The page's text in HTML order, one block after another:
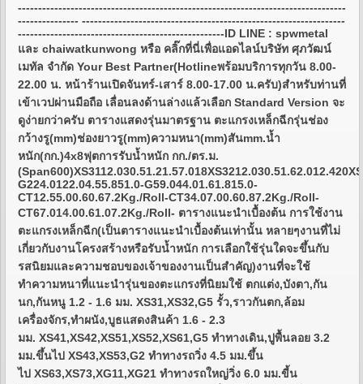
---------------------------------------------------------------------------------
--------------- -----------------------------------------------------------------
---------------------------------------------------ID LINE : spwmetal
และ chaiwatkunwong หรือ คลิ๊กที่นี่เพื่อแอดไลน์บริษัท ศุภวัฒน์
เมทัล จำกัด Your Best Partner(Hotlineพร้อมบริการทุกวัน 8.00-
22.00 น. หน้าร้านเปิดจันทร์-เสาร์ 8.00-17.00 น.ครับ)สำหรับท่านที่
เข้าเวปผ่านมือถือ เลื่อนลงด้านล่างแล้วเลือก Standard Version จะ
ดูง่ายกว่าครับ ตารางแสดงรุ่นมาตรฐาน ตะแกรงเหล็กฉีกรุ่นช่อง
กว้างรู(mm)ช่องยาวรู(mm)ความหนา(mm)สันmm.น้ำ
หนัก(กก.)4x8ฟุตการรับน้ำหนัก กก./ตร.ม.
G224.0122.04.55.851.0-G59.044.01.61.815.0-
CT12.55.00.60.67.2Kg./Roll-CT34.07.00.60.87.2Kg./Roll-
CT67.014.00.61.07.2Kg./Roll- ตารางแนะนำเบื้องต้น การใช้งาน
ตะแกรงเหล็กฉีก(เป็นตารางแนะนำเบื้องต้นเท่านั้น หลายๆงานที่ไม่
เกี่ยวกับงานโครงสร้างหรือรับน้ำหนัก การเลือกใช้รุ่นใดจะขึ้นกับ
รสนิยมและความชอบของเจ้าของงานเป็นสำคัญ)งานที่จะใช้
ทำความหนาที่แนะนำรุ่นของตะแกรงที่นิยมใช้ ตกแต่ง,บังตา,กัน
นก,กันหนู 1.2 - 1.6 มม. XS31,XS32,G5 รั้ว,ราวกันตก,ล้อม
เครื่องจักร,ทำผนัง,บูธแสดงสินค้า 1.6 - 2.3
มม. XS41,XS42,XS51,XS52,XS61,G5 ทำทางเดิน,ปูพื้นลอย 3.2
มม.ขึ้นไป XS43,XS53,G2 ทำทางรถวิ่ง 4.5 มม.ขึ้น
ไป XS63,XS73,XG11,XG21 ทำทางรถใหญ่วิ่ง 6.0 มม.ขี้น